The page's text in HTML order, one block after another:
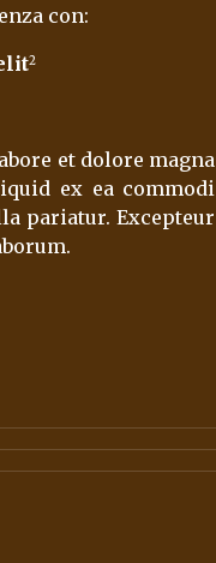
con:
2
et dolore magna
ex ea commodi
pariatur. Excepteur